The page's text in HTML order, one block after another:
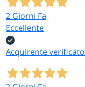
2 Giorni Fa
Eccellente
Acquirente verificato